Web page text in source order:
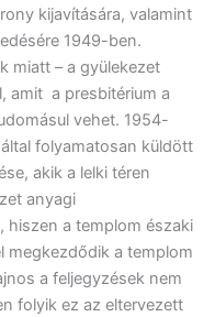
kijavítására, valamint
1949-ben.
miatt – a gyülekezet
amit a presbitérium a
vehet. 1954-
folyamatosan küldött
akik a lelki téren
anyagi
hiszen a templom északi
megkezdődik a templom
a feljegyzések nem
folyik ez az eltervezett